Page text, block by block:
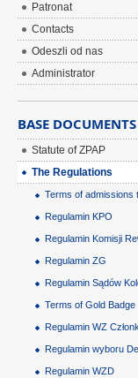
Patronat
Contacts
Odeszli od nas
Administrator
BASE DOCUMENTS
Statute of ZPAP
The Regulations
Terms of admissions
Regulamin KPO
Regulamin Komisji
Regulamin ZG
Regulamin Sądów
Terms of Gold Badge
Regulamin WZ
Regulamin wyboru
Regulamin WZD